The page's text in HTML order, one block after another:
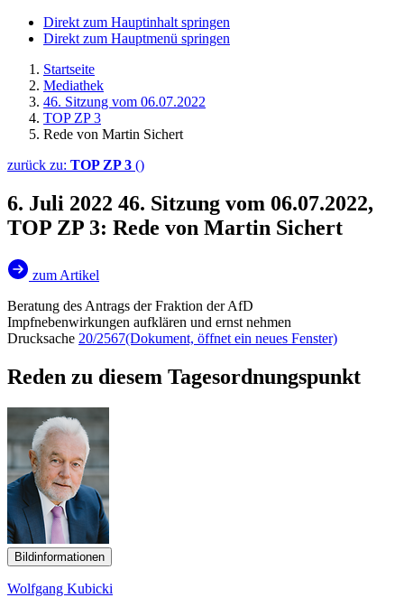
Direkt zum Hauptinhalt springen
Direkt zum Hauptmenü springen
Startseite
Mediathek
46. Sitzung vom 06.07.2022
TOP ZP 3
Rede von Martin Sichert
zurück zu: TOP ZP 3 ()
6. Juli 2022 46. Sitzung vom 06.07.2022,
TOP ZP 3: Rede von Martin Sichert
zum Artikel
Beratung des Antrags der Fraktion der AfD
Impfnebenwirkungen aufklären und ernst nehmen
Drucksache 20/2567(Dokument, öffnet ein neues Fenster)
Reden zu diesem Tagesordnungspunkt
Bildinformationen
Wolfgang Kubicki